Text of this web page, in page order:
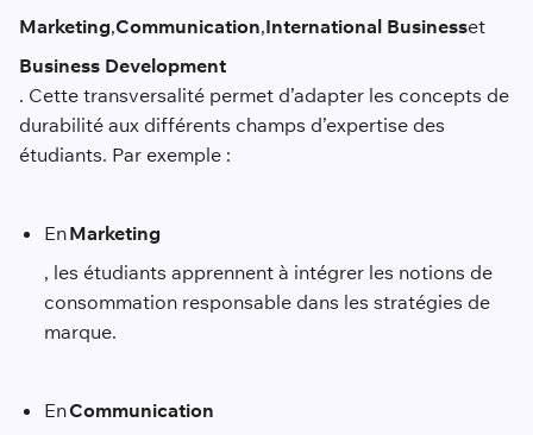
Marketing,Communication,International Businesset
Business Development
. Cette transversalité permet d’adapter les concepts de
durabilité aux différents champs d’expertise des
étudiants. Par exemple :
EnMarketing
, les étudiants apprennent à intégrer les notions de
consommation responsable dans les stratégies de
marque.
EnCommunication